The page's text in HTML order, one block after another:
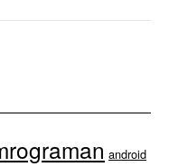
android